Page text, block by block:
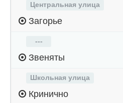
Центральная улица
Загорье
---
Звеняты
Школьная улица
Кринично